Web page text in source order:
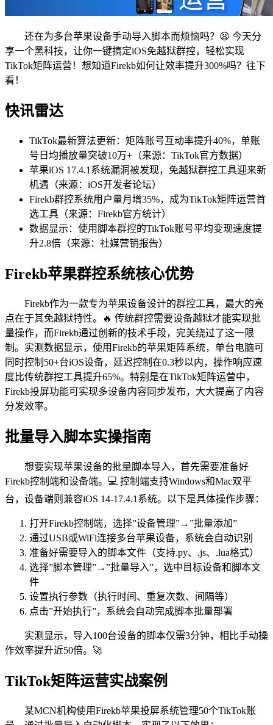
还在为多台苹果设备手动导入脚本而烦恼吗？😫 今天分
享一个黑科技，让你一键搞定iOS免越狱群控，轻松实现
TikTok矩阵运营！想知道Firekb如何让效率提升300%吗？往下
看！
快讯雷达
TikTok最新算法更新：矩阵账号互动率提升40%，单账
号日均播放量突破10万+（来源：TikTok官方数据）
苹果iOS 17.4.1系统漏洞被发现，免越狱群控工具迎来新
机遇（来源：iOS开发者论坛）
Firekb群控系统用户量月增35%，成为TikTok矩阵运营首
选工具（来源：Firekb官方统计）
数据显示：使用脚本群控的TikTok账号平均变现速度提
升2.8倍（来源：社媒营销报告）
Firekb苹果群控系统核心优势
Firekb作为一款专为苹果设备设计的群控工具，最大的亮
点在于其免越狱特性。🔥 传统群控需要设备越狱才能实现批
量操作，而Firekb通过创新的技术手段，完美绕过了这一限
制。实测数据显示，使用Firekb的苹果矩阵系统，单台电脑可
同时控制50+台iOS设备，延迟控制在0.3秒以内，操作响应速
度比传统群控工具提升65%。特别是在TikTok矩阵运营中，
Firekb投屏功能可实现多设备内容同步发布，大大提高了内容
分发效率。
批量导入脚本实操指南
想要实现苹果设备的批量脚本导入，首先需要准备好
Firekb控制端和设备端。💻 控制端支持Windows和Mac双平
台，设备端则兼容iOS 14-17.4.1系统。以下是具体操作步骤：
打开Firekb控制端，选择”设备管理”→”批量添加”
通过USB或WiFi连接多台苹果设备，系统会自动识别
准备好需要导入的脚本文件（支持.py、.js、.lua格式）
选择”脚本管理”→”批量导入”，选中目标设备和脚本文
件
设置执行参数（执行时间、重复次数、间隔等）
点击”开始执行”，系统会自动完成脚本批量部署
实测显示，导入100台设备的脚本仅需3分钟，相比手动操
作效率提升近50倍。🚀
TikTok矩阵运营实战案例
某MCN机构使用Firekb苹果投屏系统管理50个TikTok账